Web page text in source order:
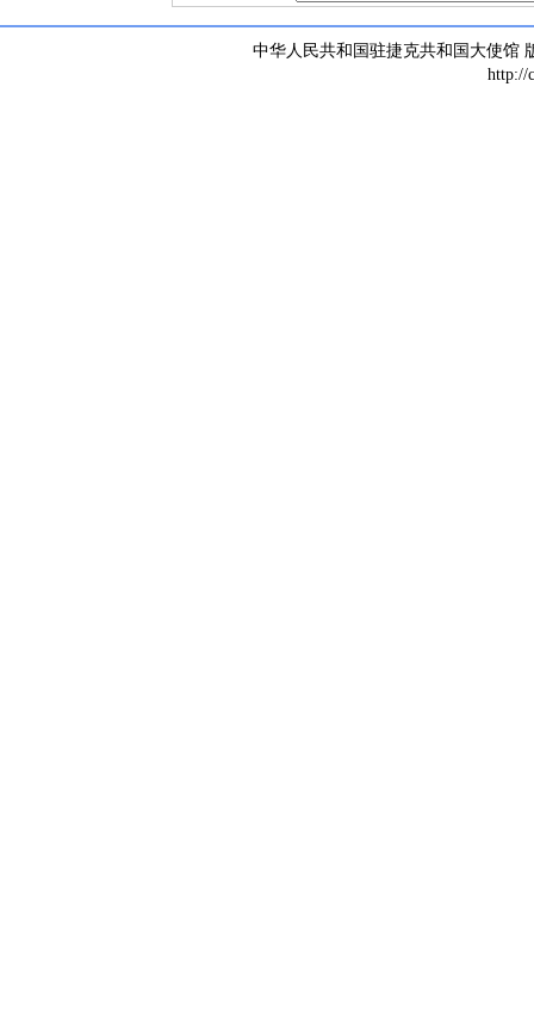
中华人民共和国驻捷克共和国大使馆
http://